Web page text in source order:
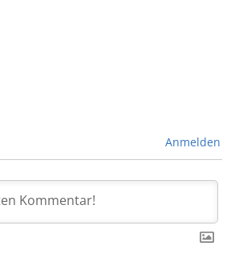
Anmelden